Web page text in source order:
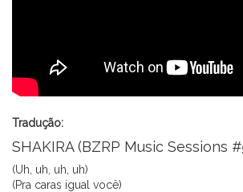
Tradução:
SHAKIRA (BZRP Music Sessions
(Uh, uh, uh, uh)
(Pra caras igual você)